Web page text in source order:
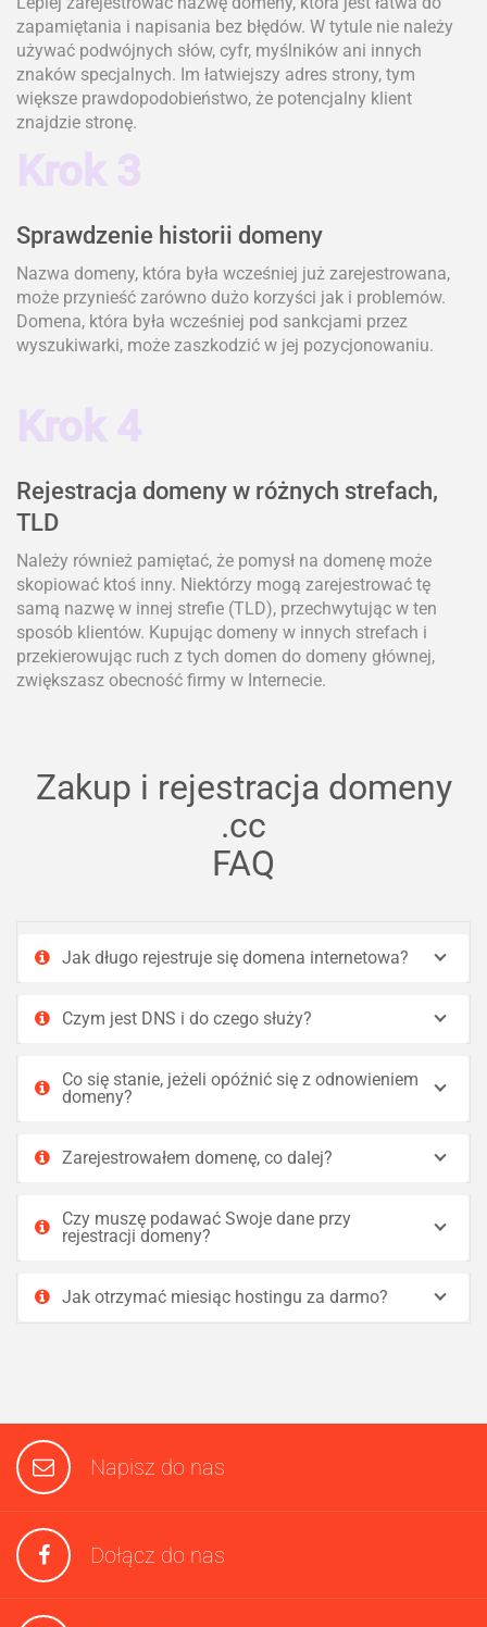
zapamiętania i napisania bez błędów. W tytule nie należy
używać podwójnych słów, cyfr, myślników ani innych
znaków specjalnych. Im łatwiejszy adres strony, tym
większe prawdopodobieństwo, że potencjalny klient
znajdzie stronę.
Krok 3
Sprawdzenie historii domeny
Nazwa domeny, która była wcześniej już zarejestrowana,
może przynieść zarówno dużo korzyści jak i problemów.
Domena, która była wcześniej pod sankcjami przez
wyszukiwarki, może zaszkodzić w jej pozycjonowaniu.
Krok 4
Rejestracja domeny w różnych strefach,
TLD
Należy również pamiętać, że pomysł na domenę może
skopiować ktoś inny. Niektórzy mogą zarejestrować tę
samą nazwę w innej strefie (TLD), przechwytując w ten
sposób klientów. Kupując domeny w innych strefach i
przekierowując ruch z tych domen do domeny głównej,
zwiększasz obecność firmy w Internecie.
Zakup i rejestracja domeny
.cc
FAQ
Jak długo rejestruje się domena internetowa?
Czym jest DNS i do czego służy?
Co się stanie, jeżeli opóźnić się z odnowieniem
domeny?
Zarejestrowałem domenę, co dalej?
Czy muszę podawać Swoje dane przy
rejestracji domeny?
Jak otrzymać miesiąc hostingu za darmo?
Napisz do nas
Dołącz do nas